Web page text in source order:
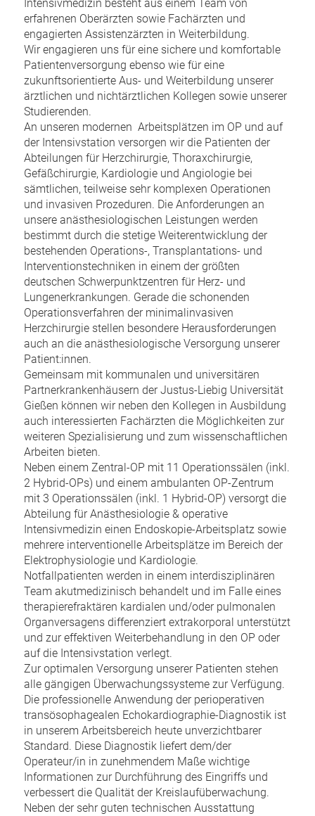
Intensivmedizin besteht aus einem Team von
erfahrenen Oberärzten sowie Fachärzten und
engagierten Assistenzärzten in Weiterbildung.
Wir engagieren uns für eine sichere und komfortable
Patientenversorgung ebenso wie für eine
zukunftsorientierte Aus- und Weiterbildung unserer
ärztlichen und nichtärztlichen Kollegen sowie unserer
Studierenden.
An unseren modernen Arbeitsplätzen im OP und auf
der Intensivstation versorgen wir die Patienten der
Abteilungen für Herzchirurgie, Thoraxchirurgie,
Gefäßchirurgie, Kardiologie und Angiologie bei
sämtlichen, teilweise sehr komplexen Operationen
und invasiven Prozeduren. Die Anforderungen an
unsere anästhesiologischen Leistungen werden
bestimmt durch die stetige Weiterentwicklung der
bestehenden Operations-, Transplantations- und
Interventionstechniken in einem der größten
deutschen Schwerpunktzentren für Herz- und
Lungenerkrankungen. Gerade die schonenden
Operationsverfahren der minimalinvasiven
Herzchirurgie stellen besondere Herausforderungen
auch an die anästhesiologische Versorgung unserer
Patient:innen.
Gemeinsam mit kommunalen und universitären
Partnerkrankenhäusern der Justus-Liebig Universität
Gießen können wir neben den Kollegen in Ausbildung
auch interessierten Fachärzten die Möglichkeiten zur
weiteren Spezialisierung und zum wissenschaftlichen
Arbeiten bieten.
Neben einem Zentral-OP mit 11 Operationssälen (inkl.
2 Hybrid-OPs) und einem ambulanten OP-Zentrum
mit 3 Operationssälen (inkl. 1 Hybrid-OP) versorgt die
Abteilung für Anästhesiologie & operative
Intensivmedizin einen Endoskopie-Arbeitsplatz sowie
mehrere interventionelle Arbeitsplätze im Bereich der
Elektrophysiologie und Kardiologie.
Notfallpatienten werden in einem interdisziplinären
Team akutmedizinisch behandelt und im Falle eines
therapierefraktären kardialen und/oder pulmonalen
Organversagens differenziert extrakorporal unterstützt
und zur effektiven Weiterbehandlung in den OP oder
auf die Intensivstation verlegt.
Zur optimalen Versorgung unserer Patienten stehen
alle gängigen Überwachungssysteme zur Verfügung.
Die professionelle Anwendung der perioperativen
transösophagealen Echokardiographie-Diagnostik ist
in unserem Arbeitsbereich heute unverzichtbarer
Standard. Diese Diagnostik liefert dem/der
Operateur/in in zunehmendem Maße wichtige
Informationen zur Durchführung des Eingriffs und
verbessert die Qualität der Kreislaufüberwachung.
Neben der sehr guten technischen Ausstattung